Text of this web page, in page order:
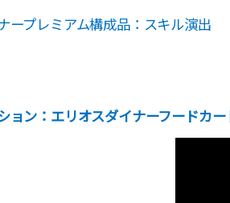
ープレミアム構成品：スキル演出
ョン：エリオスダイナーフードカー